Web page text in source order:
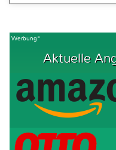
Werbung*
Aktuelle